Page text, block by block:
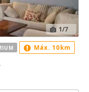
1/7
Máx. 10km